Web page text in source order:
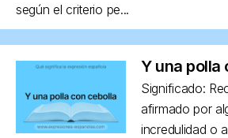
según el criterio pe...
Y una polla
Significado:
afirmado por
incredulidad o